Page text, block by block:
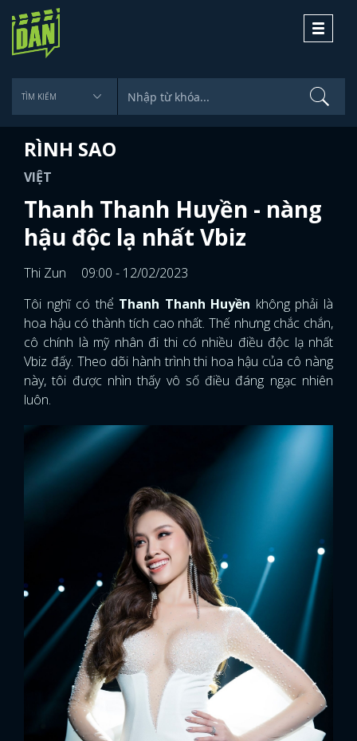
Toggle
RÌNH SAO
VIỆT
Thanh Thanh Huyền - nàng
hậu độc lạ nhất Vbiz
Thi Zun
09:00 - 12/02/2023
Tôi nghĩ có thể Thanh Thanh Huyền không phải là
hoa hậu có thành tích cao nhất. Thế nhưng chắc chắn,
cô chính là mỹ nhân đi thi có nhiều điều độc lạ nhất
Vbiz đấy. Theo dõi hành trình thi hoa hậu của cô nàng
này, tôi được nhìn thấy vô số điều đáng ngạc nhiên
luôn.